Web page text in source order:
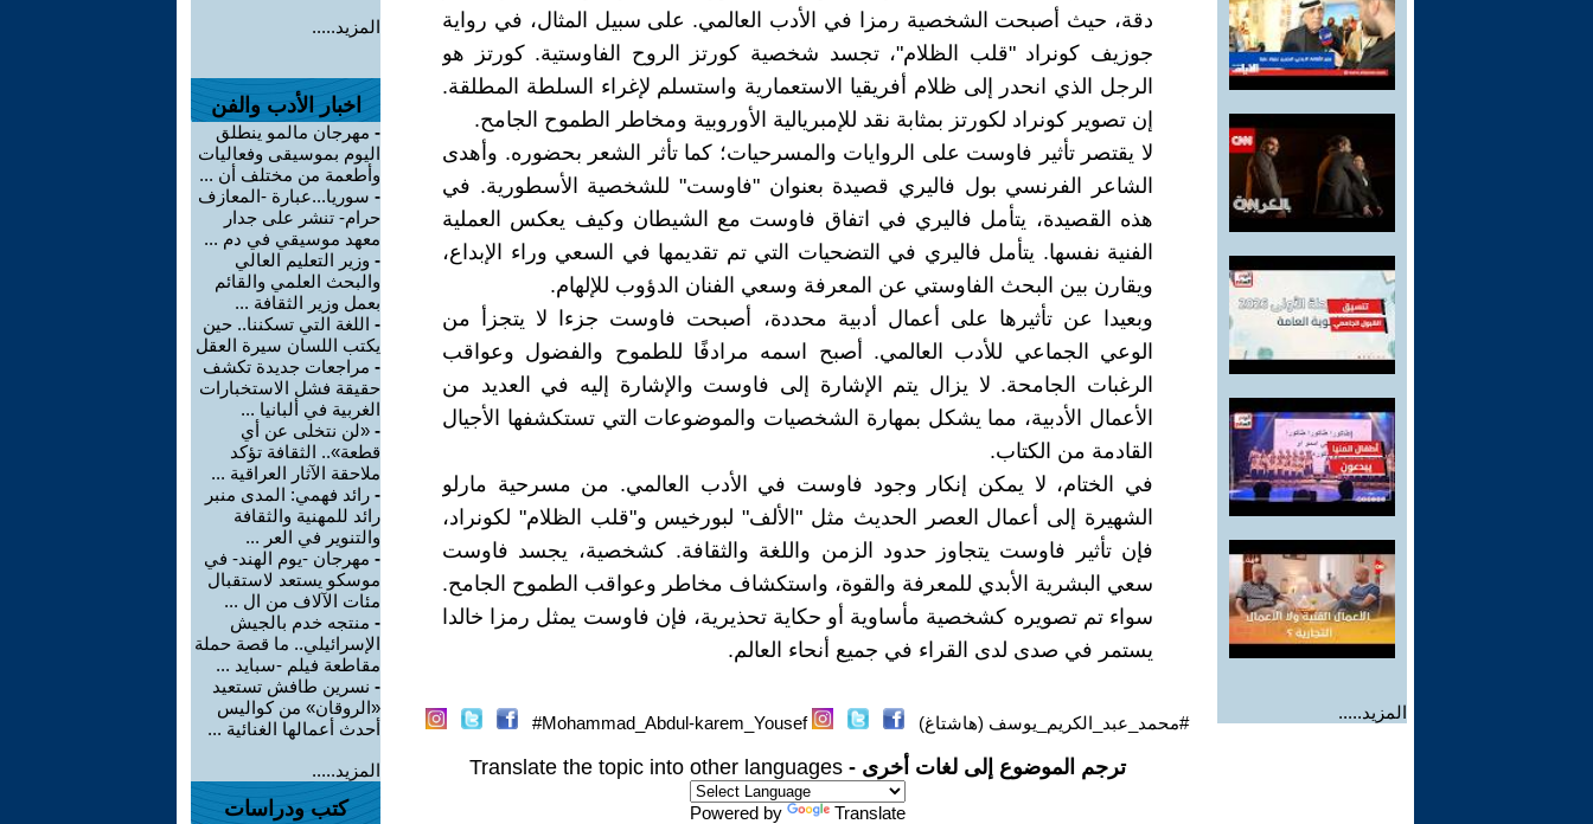
المزيد.....
دقة، حيث أصبحت الشخصية رمزا في الأدب العالمي. على سبيل المثال، في رواية
جوزيف كونراد "قلب الظلام"، تجسد شخصية كورتز الروح الفاوستية. كورتز هو
الرجل الذي انحدر إلى ظلام أفريقيا الاستعمارية واستسلم لإغراء السلطة المطلقة.
إن تصوير كونراد لكورتز بمثابة نقد للإمبريالية الأوروبية ومخاطر الطموح الجامح.
لا يقتصر تأثير فاوست على الروايات والمسرحيات؛ كما تأثر الشعر بحضوره. وأهدى
الشاعر الفرنسي بول فاليري قصيدة بعنوان "فاوست" للشخصية الأسطورية. في
هذه القصيدة، يتأمل فاليري في اتفاق فاوست مع الشيطان وكيف يعكس العملية
الفنية نفسها. يتأمل فاليري في التضحيات التي تم تقديمها في السعي وراء الإبداع،
ويقارن بين البحث الفاوستي عن المعرفة وسعي الفنان الدؤوب للإلهام.
وبعيدا عن تأثيرها على أعمال أدبية محددة، أصبحت فاوست جزءا لا يتجزأ من
الوعي الجماعي للأدب العالمي. أصبح اسمه مرادفًا للطموح والفضول وعواقب
الرغبات الجامحة. لا يزال يتم الإشارة إلى فاوست والإشارة إليه في العديد من
الأعمال الأدبية، مما يشكل بمهارة الشخصيات والموضوعات التي تستكشفها الأجيال
القادمة من الكتاب.
في الختام، لا يمكن إنكار وجود فاوست في الأدب العالمي. من مسرحية مارلو
الشهيرة إلى أعمال العصر الحديث مثل "الألف" لبورخيس و"قلب الظلام" لكونراد،
فإن تأثير فاوست يتجاوز حدود الزمن واللغة والثقافة. كشخصية، يجسد فاوست
سعي البشرية الأبدي للمعرفة والقوة، واستكشاف مخاطر وعواقب الطموح الجامح.
سواء تم تصويره كشخصية مأساوية أو حكاية تحذيرية، فإن فاوست يمثل رمزا خالدا
يستمر في صدى لدى القراء في جميع أنحاء العالم.
#محمد_عبد_الكريم_يوسف (هاشتاغ) Mohammad_Abdul-karem_Yousef#
ترجم الموضوع إلى لغات أخرى - Translate the topic into other languages
Powered by Translate
المزيد.....
اخبار الأدب والفن
- مهرجان مالمو ينطلق
اليوم بموسيقى وفعاليات
وأطعمة من مختلف أن ...
- سوريا...عبارة -المعازف
حرام- تنشر على جدار
معهد موسيقي في دم ...
- وزير التعليم العالي
والبحث العلمي والقائم
بعمل وزير الثقافة ...
- اللغة التي تسكننا.. حين
يكتب اللسان سيرة العقل
- مراجعات جديدة تكشف
حقيقة فشل الاستخبارات
الغربية في ألبانيا ...
- «لن نتخلى عن أي
قطعة».. الثقافة تؤكد
ملاحقة الآثار العراقية ...
- رائد فهمي: المدى منبر
رائد للمهنية والثقافة
والتنوير في العر ...
- مهرجان -يوم الهند- في
موسكو يستعد لاستقبال
مئات الآلاف من ال ...
- منتجه خدم بالجيش
الإسرائيلي.. ما قصة حملة
مقاطعة فيلم -سبايد ...
- نسرين طافش تستعيد
«الروقان» من كواليس
أحدث أعمالها الغنائية ...
المزيد.....
كتب ودراسات